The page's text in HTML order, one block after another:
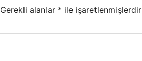
Gerekli alanlar * ile işaretlenmişlerdir